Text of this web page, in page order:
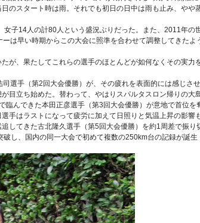
のスタート時は雨。それでも初日の日中は雨も止み、やや
子14人の計80人という盛況ぶりだった。また、2011年の
は早い時期からこの大会に照準を合わせて調整してきたよ
が、果たしてこれらの選手のほとんどが如何なくその実力
選手（第2回大会優勝）が、その疲れを表面的には感じさせ
目立ち始めた。替わって、やはりスパルタスロン帰りの大
臨んできた本田正彦選手（第3回大会優勝）が意地で首位を
手はラストになって疲労に加えて日照りと気温上昇の影響
してきた古北隆久選手（第5回大会優勝）を約1周差で振り
し、国内の同一大会で初めて複数の250km台の記録が誕生